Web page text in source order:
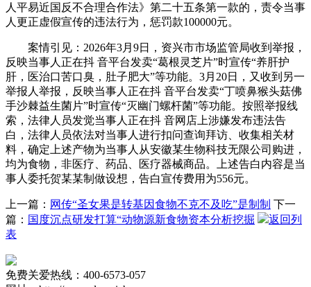
人平易近国反不合理合作法》第二十五条第一款的，责令当事
人更正虚假宣传的违法行为，惩罚款100000元。
案情引见：2026年3月9日，资兴市市场监管局收到举报，
反映当事人正在抖 音平台发卖“葛根灵芝片”时宣传“养肝护
肝，医治口苦口臭，肚子肥大”等功能。3月20日，又收到另一
举报人举报，反映当事人正在抖 音平台发卖“丁喷鼻猴头菇佛
手沙棘益生菌片”时宣传“灭幽门螺杆菌”等功能。按照举报线
索，法律人员发觉当事人正在抖 音网店上涉嫌发布违法告
白，法律人员依法对当事人进行扣问查询拜访、收集相关材
料，确定上述产物为当事人从安徽某生物科技无限公司购进，
均为食物，非医疗、药品、医疗器械商品。上述告白内容是当
事人委托贺某某制做设想，告白宣传费用为556元。
上一篇： 网传“圣女果是转基因食物不克不及吃”是制制 下一
篇： 国度沉点研发打算“动物源新食物资本分析挖掘
返回列
表
免费关爱热线：400-6573-057